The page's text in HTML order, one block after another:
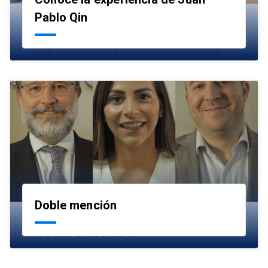
Pablo Qin
Doble mención